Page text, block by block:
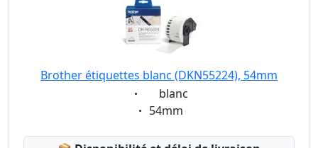
Brother étiquettes blanc (DKN55224), 54mm
Eigenschaft:
blanc
Eigenschaft:
54mm